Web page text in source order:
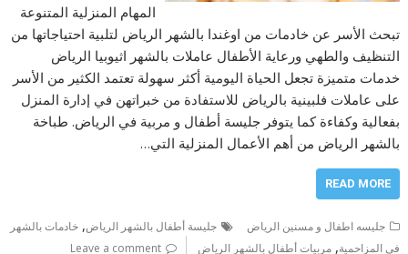
المهام المنزلية المتنوعة
تبحث الأسر عن خادمات من اوغندا بالشهر الرياض لتلبية احتياجاتها من
التنظيف والطهي ورعاية الأطفال عاملات بالشهر اثيوبيا الرياض
خدمات متميزة تجعل الحياة اليومية أكثر سهولة تعتمد الكثير من الأسر
على عاملات فلبينية بالرياض للاستفادة من خبراتهن في إدارة المنزل
بفعالية وكفاءة كما يتوفر جليسة أطفال و مربية في الرياض. طباخة
بالشهر الرياض من أهم الأعمال المنزلية التي…
READ MORE
جليسه اطفال و مسنين الرياض جليسة أطفال بالشهر الرياض,خادمات بالشهر
في المزاحمية,مربيات أطفال بالشهر الرياض Leave a comment